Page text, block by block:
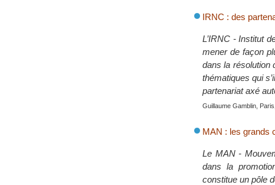
IRNC : des
L’IRNC - Institut
mener de façon
dans la résolution
thématiques qui
partenariat axé
Guillaume Gamblin,
MAN : les grands
Le MAN -
dans la
constitue un pôle